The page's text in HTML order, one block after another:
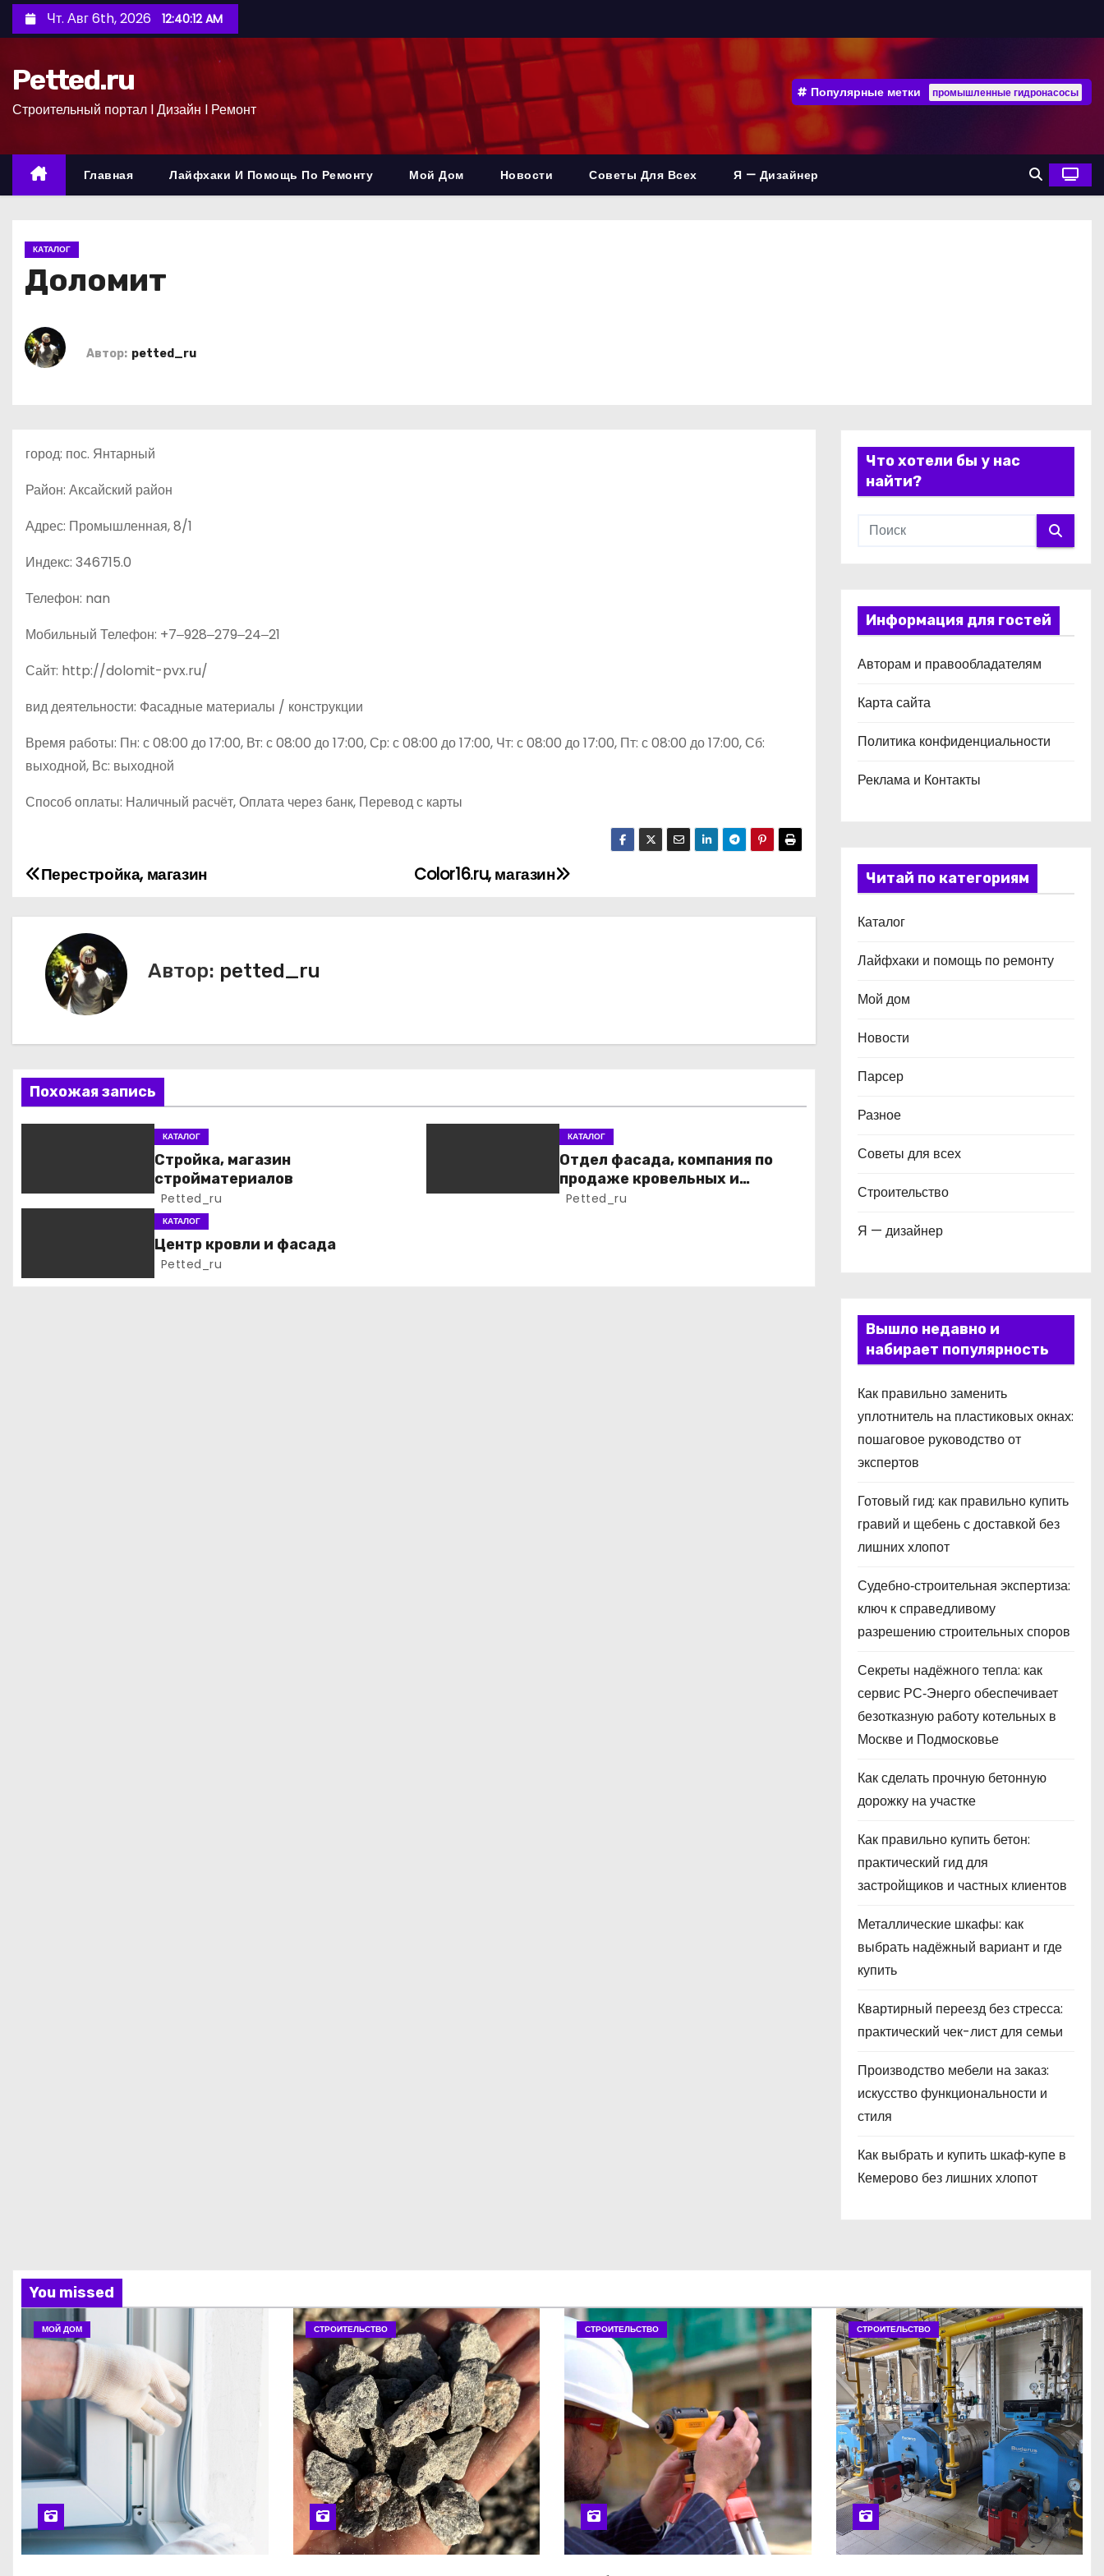
е
с
Чт. Авг 6th, 2026 12:40:13 AM
Petted.ru
Строительный портал l Дизайн l Ремонт
Популярные метки промышленные гидронасосы
Главная Лайфхаки И Помощь По Ремонту Мой Дом Новости Советы Для Всех Я — Дизайнер
КАТАЛОГ
Доломит
Автор: petted_ru
город: пос. Янтарный
Район: Аксайский район
Адрес: Промышленная, 8/1
Индекс: 346715.0
Телефон: nan
Мобильный Телефон: +7‒928‒279‒24‒21
Сайт: http://dolomit-pvx.ru/
вид деятельности: Фасадные материалы / конструкции
Время работы: Пн: с 08:00 до 17:00, Вт: с 08:00 до 17:00, Ср: с 08:00 до 17:00, Чт: с 08:00 до 17:00, Пт: с 08:00 до 17:00, Сб:
выходной, Вс: выходной
Способ оплаты: Наличный расчёт, Оплата через банк, Перевод с карты
Н
а
а
ц
и
п
Color16.ru, магазин
Перестройка, магазин
Автор: petted_ru
Похожая запись
КАТАЛОГ
Стройка, магазин
стройматериалов
Petted_ru
КАТАЛОГ
Отдел фасада, компания по
продаже кровельных и
фасадных материалов
Petted_ru
КАТАЛОГ
Центр кровли и фасада
Petted_ru
Что хотели бы у нас
найти?
Информация для гостей
Авторам и правообладателям
Карта сайта
Политика конфиденциальности
Реклама и Контакты
Читай по категориям
Каталог
Лайфхаки и помощь по ремонту
Мой дом
Новости
Парсер
Разное
Советы для всех
Строительство
Я — дизайнер
Вышло недавно и
набирает популярность
Как правильно заменить
уплотнитель на пластиковых окнах:
пошаговое руководство от
экспертов
Готовый гид: как правильно купить
гравий и щебень с доставкой без
лишних хлопот
Судебно‑строительная экспертиза:
ключ к справедливому
разрешению строительных споров
Секреты надёжного тепла: как
сервис РС‑Энерго обеспечивает
безотказную работу котельных в
Москве и Подмосковье
Как сделать прочную бетонную
дорожку на участке
Как правильно купить бетон:
практический гид для
застройщиков и частных клиентов
Металлические шкафы: как
выбрать надёжный вариант и где
купить
Квартирный переезд без стресса:
практический чек-лист для семьи
Производство мебели на заказ:
искусство функциональности и
стиля
Как выбрать и купить шкаф‑купе в
Кемерово без лишних хлопот
You missed
МОЙ ДОМ СТРОИТЕЛЬСТВО СТРОИТЕЛЬСТВО СТРОИТЕЛЬСТВО